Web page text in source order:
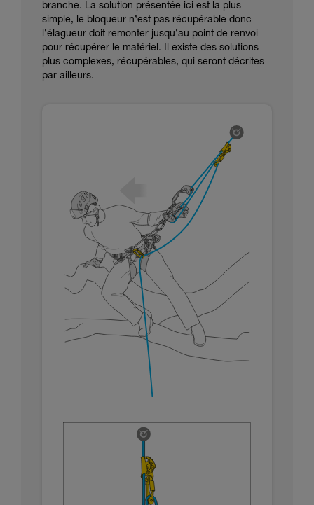
branche. La solution présentée ici est la plus
simple, le bloqueur n’est pas récupérable donc
l’élagueur doit remonter jusqu’au point de renvoi
pour récupérer le matériel. Il existe des solutions
plus complexes, récupérables, qui seront décrites
par ailleurs.